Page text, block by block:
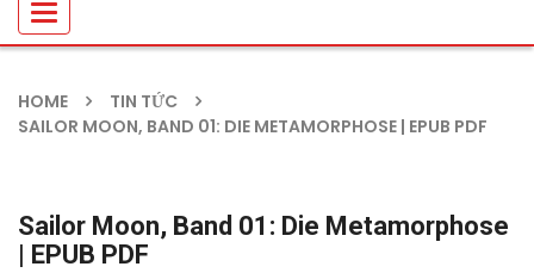
Toggle
navigation
HOME
TIN TỨC
SAILOR MOON, BAND 01: DIE METAMORPHOSE | EPUB PDF
Sailor Moon, Band 01: Die Metamorphose
| EPUB PDF